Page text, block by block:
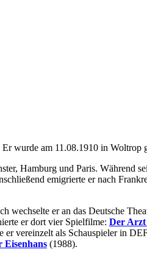
wurde am 11.08.1910 in Woltrop
Hamburg und Paris. Während
emigrierte er nach
er an das Deutsche
er dort vier Spielfilme: Der Arzt
er vereinzelt als Schauspieler in
Eisenhans (1988).